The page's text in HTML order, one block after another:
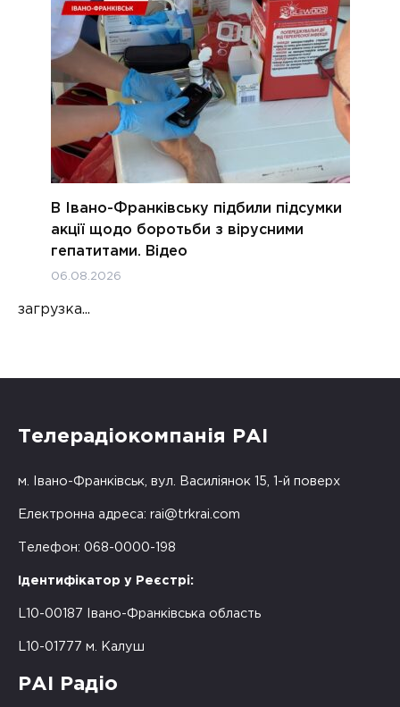
В Івано-Франківську підбили підсумки
акції щодо боротьби з вірусними
гепатитами. Відео
06.08.2026
загрузка...
Телерадіокомпанія РАІ
м. Івано-Франківськ, вул. Василіянок 15, 1-й поверх
Електронна адреса: rai@trkrai.com
Телефон: 068-0000-198
Ідентифікатор у Реєстрі:
L10-00187 Івано-Франківська область
L10-01777 м. Калуш
РАІ Радіо